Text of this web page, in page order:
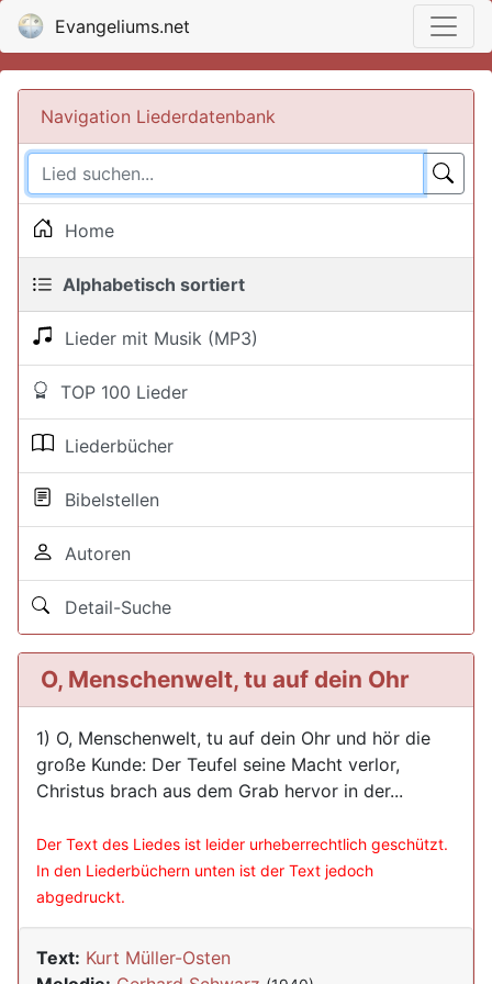
Evangeliums.net
Navigation Liederdatenbank
Home
Alphabetisch sortiert
Lieder mit Musik (MP3)
TOP 100 Lieder
Liederbücher
Bibelstellen
Autoren
Detail-Suche
O, Menschenwelt, tu auf dein Ohr
1) O, Menschenwelt, tu auf dein Ohr und hör die
große Kunde: Der Teufel seine Macht verlor,
Christus brach aus dem Grab hervor in der...
Der Text des Liedes ist leider urheberrechtlich geschützt.
In den Liederbüchern unten ist der Text jedoch
abgedruckt.
Text: Kurt Müller-Osten